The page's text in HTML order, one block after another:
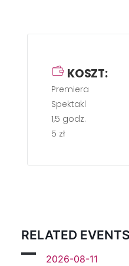
KOSZT:
Premiera
Spektakl
1,5 godz.
5 zł
RELATED EVENTS
2026-08-11